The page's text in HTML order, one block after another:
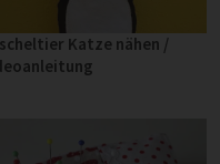
Katze nähen /